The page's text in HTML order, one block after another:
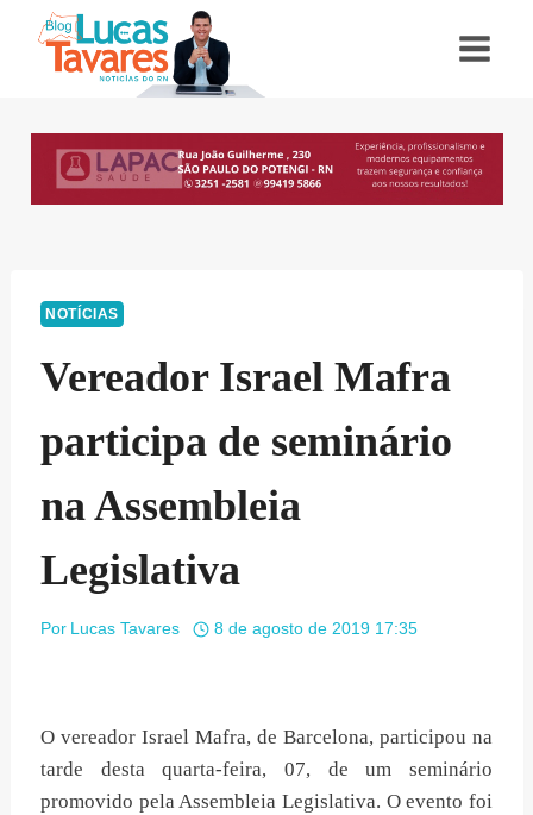
NOTÍCIAS
Vereador Israel Mafra
participa de seminário
na Assembleia
Legislativa
Por Lucas Tavares 8 de agosto de 2019 17:35
O vereador Israel Mafra, de Barcelona, participou na
tarde desta quarta-feira, 07, de um seminário
promovido pela Assembleia Legislativa. O evento foi